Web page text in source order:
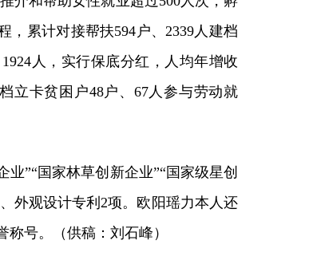
，累计对接帮扶594户、2339人建档
人，实行保底分红，人均年增收
立卡贫困户48户、67人参与劳动就
”“国家林草创新企业”“国家级星创
外观设计专利2项。欧阳瑶力本人还
号。（供稿：刘石峰）